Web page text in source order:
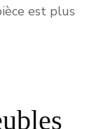
est plus